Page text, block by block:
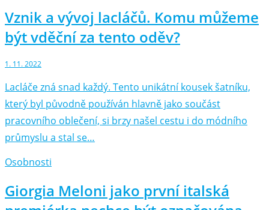
Vznik a vývoj lacláčů. Komu můžeme
být vděční za tento oděv?
1. 11. 2022
Lacláče zná snad každý. Tento unikátní kousek šatníku,
který byl původně používán hlavně jako součást
pracovního oblečení, si brzy našel cestu i do módního
průmyslu a stal se…
Osobnosti
Giorgia Meloni jako první italská